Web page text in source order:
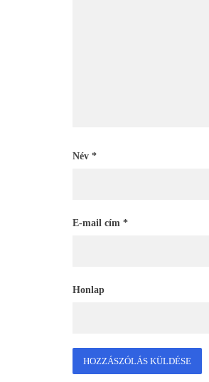
Név *
E-mail cím *
Honlap